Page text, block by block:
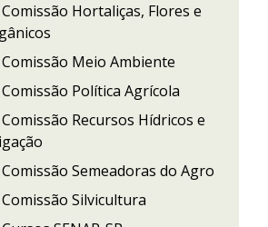
Comissão Hortaliças, Flores e
Comissão Meio Ambiente
Comissão Política Agrícola
Comissão Recursos Hídricos e
Comissão Semeadoras do Agro
Comissão Silvicultura